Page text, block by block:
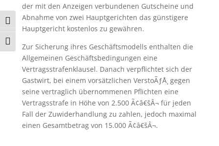
Umschalten auf hohe Kontraste
Schrift vergrößern
der mit den Anzeigen verbundenen Gutscheine und
Abnahme von zwei Hauptgerichten das günstigere
Hauptgericht kostenlos zu gewähren.
Zur Sicherung ihres Geschäftsmodells enthalten die
Allgemeinen Geschäftsbedingungen eine
Vertragsstrafenklausel. Danach verpflichtet sich der
Gastwirt, bei einem vorsätzlichen VerstoÃƒÅ¸ gegen
seine vertraglich übernommenen Pflichten eine
Vertragsstrafe in Höhe von 2.500 Ã¢â€šÂ¬ für jeden
Fall der Zuwiderhandlung zu zahlen, jedoch maximal
einen Gesamtbetrag von 15.000 Ã¢â€šÂ¬.